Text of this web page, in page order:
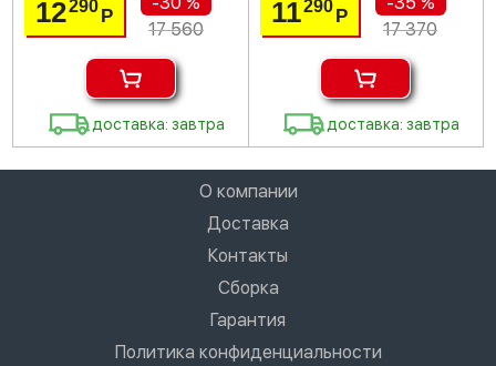
12290Р
17 560
доставка: завтра
11290 Р
17 370
доставка: завтра
О компании
Доставка
Контакты
Сборка
Гарантия
Политика конфиденциальности